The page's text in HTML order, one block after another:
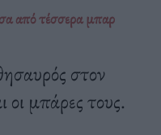
από τέσσερα μπαρ
στον
οι μπάρες τους.